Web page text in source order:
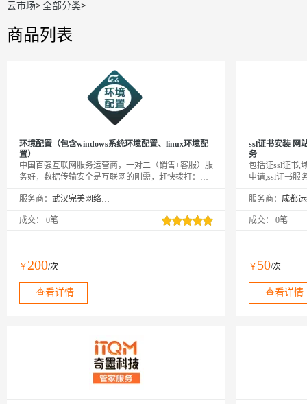
云市场>全部分类>
商品列表
环境配置（包含windows系统环境配置、linux环境配
置）
中国百强互联网服务运营商，一对二（销售+客服）服
务好，数据传输安全是互联网的刚需，赶快拨打：
服务商：
武汉完美网络服务有限公司
成交： 0笔
￥ 200/次
查看详情
ssl证书安装 网
务
包括证ssl证书,
申请,ssl证书服
服务商：
成交： 0笔
￥ 50/次
查看详情